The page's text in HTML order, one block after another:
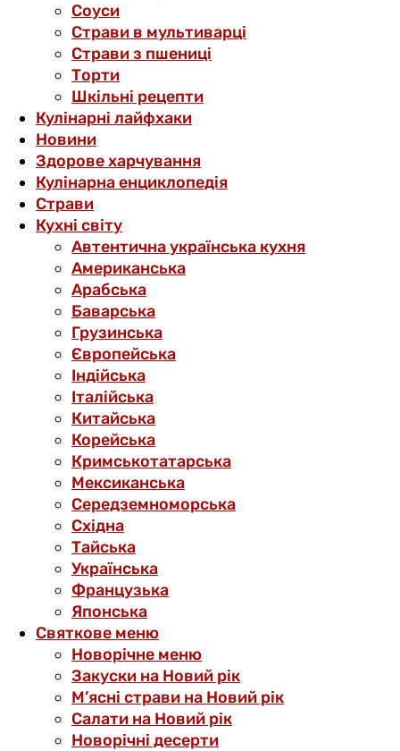
Соуси
Страви в мультиварці
Страви з пшениці
Торти
Шкільні рецепти
Кулінарні лайфхаки
Новини
Здорове харчування
Кулінарна енциклопедія
Страви
Кухні світу
Автентична українська кухня
Американська
Арабська
Баварська
Грузинська
Європейська
Індійська
Італійська
Китайська
Корейська
Кримськотатарська
Мексиканська
Середземноморська
Східна
Тайська
Українська
Французька
Японська
Святкове меню
Новорічне меню
Закуски на Новий рік
М’ясні страви на Новий рік
Салати на Новий рік
Новорічні десерти